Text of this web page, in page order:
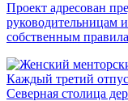
Проект адресован
руководительницам
собственным
Каждый третий
Северная столица